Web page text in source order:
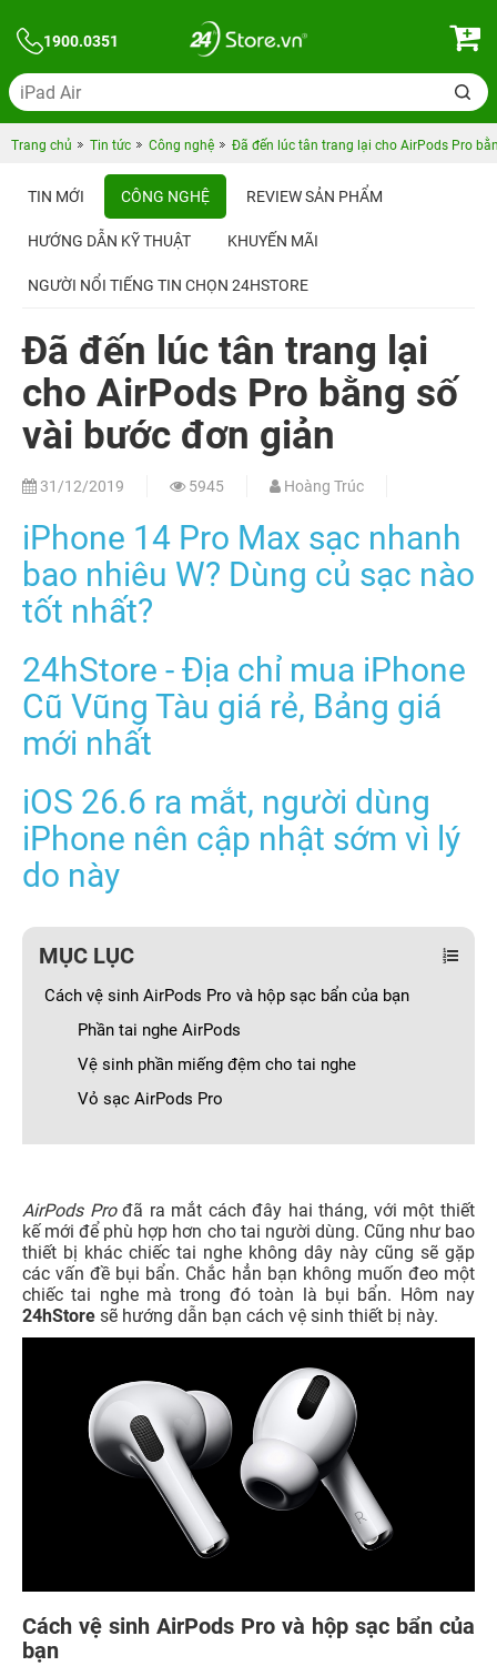
1900.0351
Trang chủ Tin tức Công nghệ Đã đến lúc tân trang lại cho AirPods Pro
TIN MỚI CÔNG NGHỆ REVIEW SẢN PHẨM
HƯỚNG DẪN KỸ THUẬT KHUYẾN MÃI
NGƯỜI NỔI TIẾNG TIN CHỌN 24HSTORE
Đã đến lúc tân trang lại
cho AirPods Pro bằng số
vài bước đơn giản
31/12/2019 5945 Hoàng Trúc
iPhone 14 Pro Max sạc nhanh
bao nhiêu W? Dùng củ sạc nào
tốt nhất?
24hStore - Địa chỉ mua iPhone
Cũ Vũng Tàu giá rẻ, Bảng giá
mới nhất
iOS 26.6 ra mắt, người dùng
iPhone nên cập nhật sớm vì lý
do này
MỤC LỤC
Cách vệ sinh AirPods Pro và hộp sạc bẩn của bạn
Phần tai nghe AirPods
Vệ sinh phần miếng đệm cho tai nghe
Vỏ sạc AirPods Pro
AirPods Prođã ra mắt cách đây hai tháng, với một thiết
kế mới để phù hợp hơn cho tai người dùng. Cũng như bao
thiết bị khác chiếc tai nghe không dây này cũng sẽ gặp
các vấn đề bụi bẩn. Chắc hẳn bạn không muốn đeo một
chiếc tai nghe mà trong đó toàn là bụi bẩn. Hôm nay
24hStore sẽ hướng dẫn bạn cách vệ sinh thiết bị này.
Cách vệ sinh AirPods Pro và hộp sạc bẩn của
bạn